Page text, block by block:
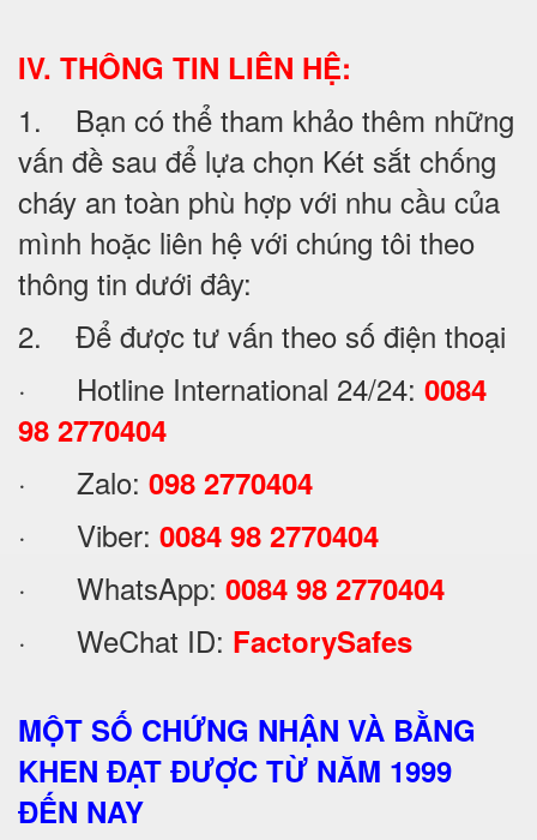
IV. THÔNG TIN LIÊN HỆ:
1. Bạn có thể tham khảo thêm những
vấn đề sau để lựa chọn Két sắt chống
cháy an toàn phù hợp với nhu cầu của
mình hoặc liên hệ với chúng tôi theo
thông tin dưới đây:
2. Để được tư vấn theo số điện thoại
· Hotline International 24/24: 0084
98 2770404
· Zalo: 098 2770404
· Viber: 0084 98 2770404
· WhatsApp: 0084 98 2770404
· WeChat ID: FactorySafes
MỘT SỐ CHỨNG NHẬN VÀ BẰNG
KHEN ĐẠT ĐƯỢC TỪ NĂM 1999
ĐẾN NAY